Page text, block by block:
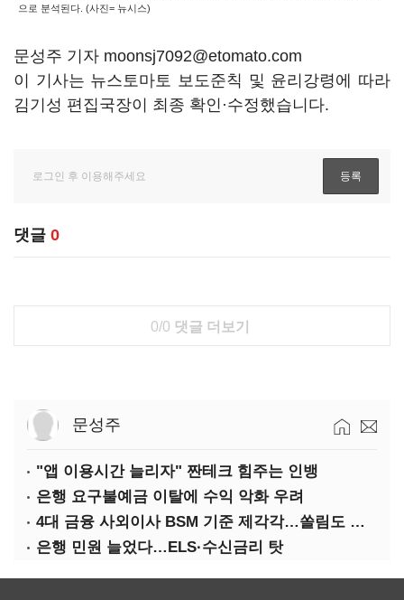
으로 분석된다. (사진= 뉴시스)
문성주 기자 moonsj7092@etomato.com
이 기사는 뉴스토마토 보도준칙 및 윤리강령에 따라
김기성 편집국장이 최종 확인·수정했습니다.
댓글 0
0/0 댓글 더보기
문성주
"앱 이용시간 늘리자" 짠테크 힘주는 인뱅
은행 요구불예금 이탈에 수익 악화 우려
4대 금융 사외이사 BSM 기준 제각각…쏠림도 여전
은행 민원 늘었다…ELS·수신금리 탓